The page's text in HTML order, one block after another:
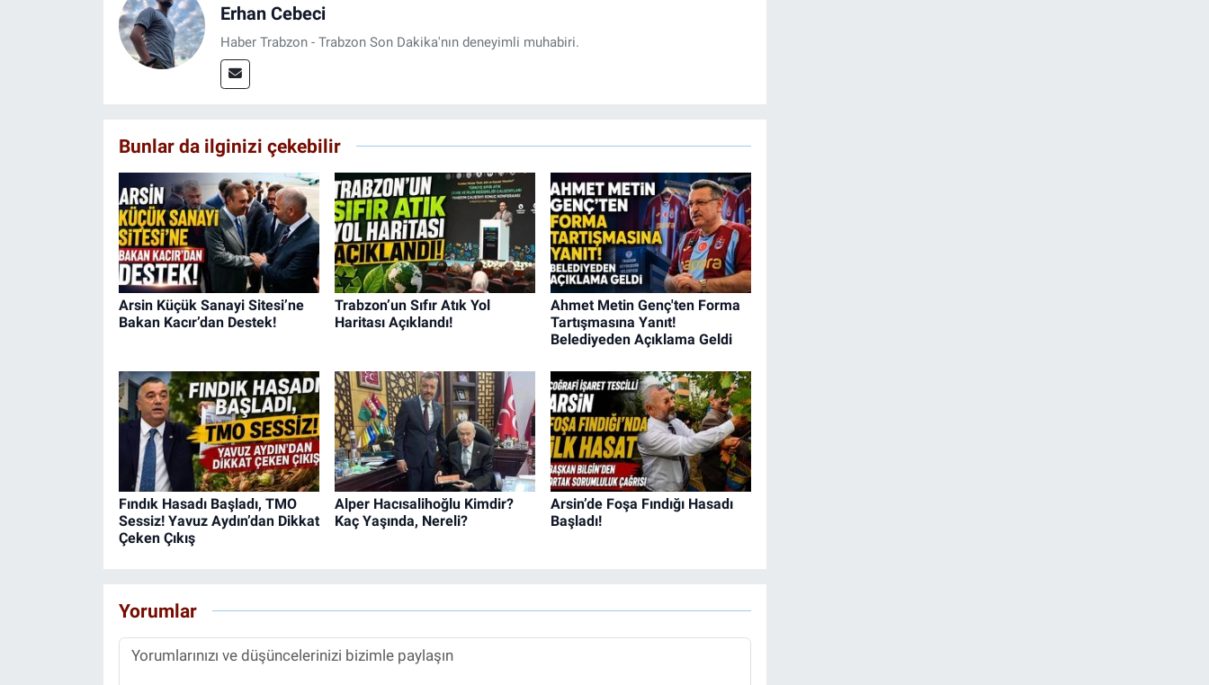
Erhan Cebeci
Haber Trabzon - Trabzon Son Dakika'nın deneyimli muhabiri.
Bunlar da ilginizi çekebilir
Arsin Küçük Sanayi Sitesi’ne
Bakan Kacır’dan Destek!
Trabzon’un Sıfır Atık Yol
Haritası Açıklandı!
Ahmet Metin Genç'ten Forma
Tartışmasına Yanıt!
Belediyeden Açıklama Geldi
Fındık Hasadı Başladı, TMO
Sessiz! Yavuz Aydın’dan Dikkat
Çeken Çıkış
Alper Hacısalihoğlu Kimdir?
Kaç Yaşında, Nereli?
Arsin’de Foşa Fındığı Hasadı
Başladı!
Yorumlar